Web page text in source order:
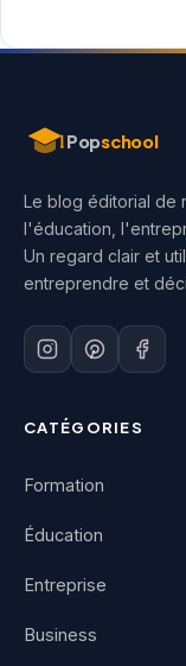
contenu
Popschool
Le blog éditorial de
l'éducation,
Un regard clair et
entreprendre et
CATÉGORIES
Formation
Éducation
Entreprise
Business